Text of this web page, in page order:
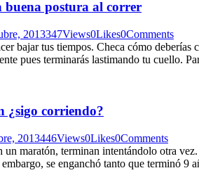
postura al correr
2013347Views0Likes0Comments
bajar tus tiempos. Checa cómo
pues terminarás lastimando tu cuello.
¿sigo corriendo?
2013446Views0Likes0Comments
un maratón, terminan intentándolo otra
se enganchó tanto que terminó